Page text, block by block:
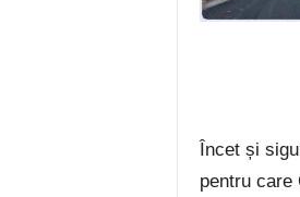
Încet și
pentru care